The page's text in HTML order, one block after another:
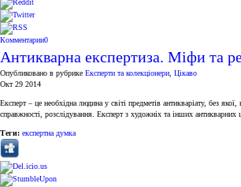
Комментарии0
Антикварна експертиза. Міфи та
Опубликовано в рубрике Експерти та колекціонери Цікаво
Окт 29 2014
Експерт – це необхідна людина у світі предметів антикваріату, без
справжності, розслідування. Експерт з художніх та інших
Теги: експертна думка